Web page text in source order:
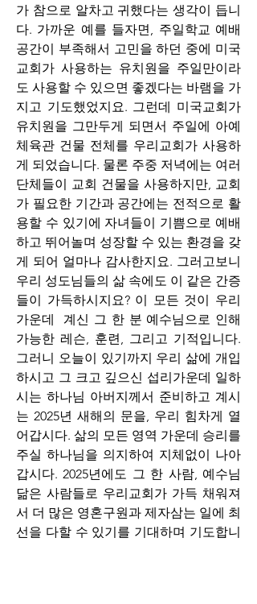
가 참으로 알차고 귀했다는 생각이 듭니
다. 가까운 예를 들자면, 주일학교 예배
공간이 부족해서 고민을 하던 중에 미국
교회가 사용하는 유치원을 주일만이라
도 사용할 수 있으면 좋겠다는 바램을 가
지고 기도했었지요. 그런데 미국교회가
유치원을 그만두게 되면서 주일에 아예
체육관 건물 전체를 우리교회가 사용하
게 되었습니다. 물론 주중 저녁에는 여러
단체들이 교회 건물을 사용하지만, 교회
가 필요한 기간과 공간에는 전적으로 활
용할 수 있기에 자녀들이 기쁨으로 예배
하고 뛰어놀며 성장할 수 있는 환경을 갖
게 되어 얼마나 감사한지요. 그러고보니
우리 성도님들의 삶 속에도 이 같은 간증
들이 가득하시지요? 이 모든 것이 우리
가운데  계신 그 한 분 예수님으로 인해
가능한 레슨, 훈련, 그리고 기적입니다.
그러니 오늘이 있기까지 우리 삶에 개입
하시고 그 크고 깊으신 섭리가운데 일하
시는 하나님 아버지께서 준비하고 계시
는 2025년 새해의 문을, 우리 힘차게 열
어갑시다. 삶의 모든 영역 가운데 승리를
주실 하나님을 의지하여 지체없이 나아
갑시다. 2025년에도 그 한 사람, 예수님
닮은 사람들로 우리교회가 가득 채워져
서 더 많은 영혼구원과 제자삼는 일에 최
선을 다할 수 있기를 기대하며 기도합니